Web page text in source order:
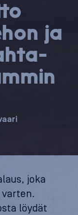
ja
joka
löydät